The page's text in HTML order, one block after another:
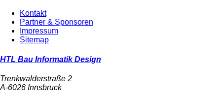
Kontakt
Partner & Sponsoren
Impressum
Sitemap
HTL Bau Informatik Design
Trenkwalderstraße 2
A-6026 Innsbruck